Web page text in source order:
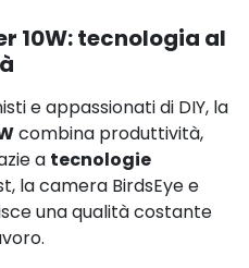
10W: tecnologia al
e appassionati di DIY, la
combina produttività,
a tecnologie
la camera BirdsEye e
una qualità costante